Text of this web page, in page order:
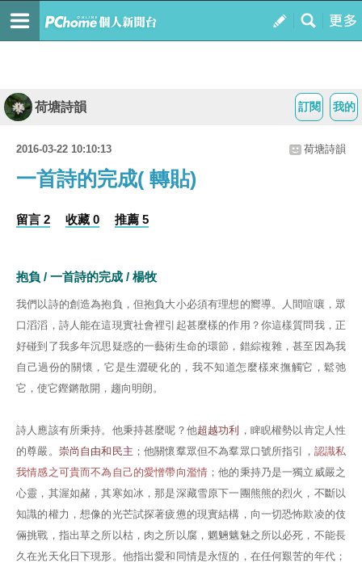
我的
訂閱
荷塘詩韻
2016-03-22 10:10:13 荷塘詩韻
一首詩的完成( 轉貼)
留言 2 收藏 0 推薦 5
抱負 / 一首詩的完成 / 楊牧
我們以詩的創造為抱負，但抱負大小必須有理想的嚮導。人間喧嚷，眾
口滔滔，詩人能在這現實社會裡引起甚麼樣的作用？你這樣質問我，正
好碰到了我多年沉思疑惑的一藝術生命的環節，錯綜複雜，甚至因為我
自己過份的關懷，它是生澀硬化的，我不知道怎麼樣來撫觸它，鬆弛
它，使它鏗鏘散開，趨向明朗。
詩人應該有所秉持。他秉持甚麼呢？他超越功利
，睥睨權勢以肯定人性
的尊嚴。 崇尚自由和民主 ；他關懷羣眾但不為羣眾口號所指引， 認識私
我情感之可貴而不為自己的愛憎帶向濫情 ；他的秉持乃是一獨立威嚴之
心靈，其渥如赭，其寒如冰，那是深藏雪原下一團熊熊的烈火，不斷以
知識的權力，想像的光芒試探著疲憊的現實結構，向一切恐怖欺凌的伎
倆挑戰，指出草之所以枯，肉之所以腐，魍魎魑魅之所以必死，不能長
久在光天化日下現形。他指出愛和同情是永恆的，在任何艱苦的年代；